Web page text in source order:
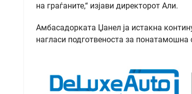
на граѓаните,“ изјави директорот Али.
Амбасадорката Џанел ја истакна
нагласи подготвеноста за